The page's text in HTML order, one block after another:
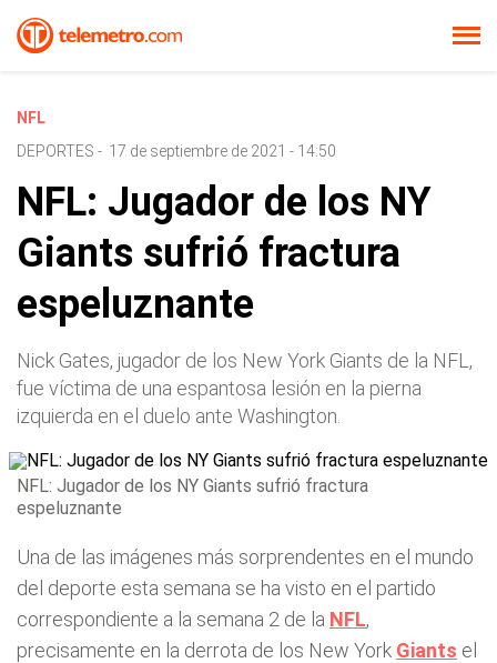
NFL
DEPORTES - 17 de septiembre de 2021 - 14:50
NFL: Jugador de los NY
Giants sufrió fractura
espeluznante
Nick Gates, jugador de los New York Giants de la NFL,
fue víctima de una espantosa lesión en la pierna
izquierda en el duelo ante Washington.
NFL: Jugador de los NY Giants sufrió fractura
espeluznante
Una de las imágenes más sorprendentes en el mundo
del deporte esta semana se ha visto en el partido
correspondiente a la semana 2 de la NFL,
precisamente en la derrota de los New York Giants el